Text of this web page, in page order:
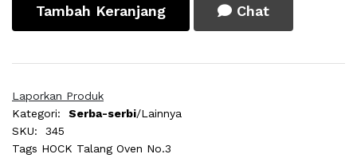
Tambah Keranjang Chat
Laporkan Produk
Kategori:
Serba-serbi/Lainnya
SKU:
345
Tags HOCK Talang Oven No.3